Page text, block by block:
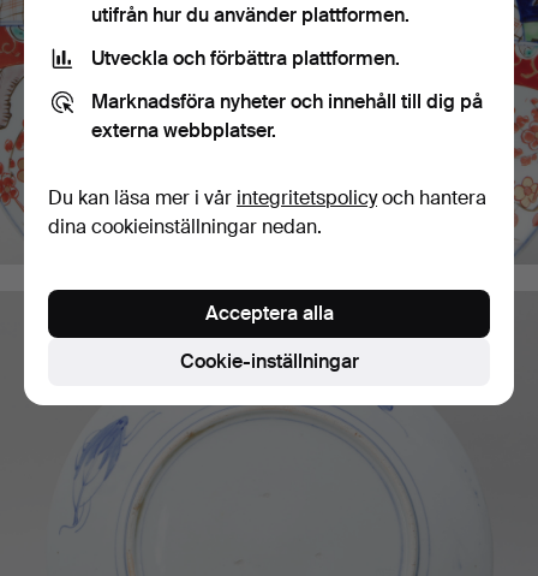
utifrån hur du använder plattformen.
Utveckla och förbättra plattformen.
Marknadsföra nyheter och innehåll till dig på
externa webbplatser.
Du kan läsa mer i vår integritetspolicyoch hantera
dina cookieinställningar nedan.
Cookie-inställningar
Acceptera alla